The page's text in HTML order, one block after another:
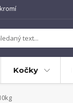
Kočky